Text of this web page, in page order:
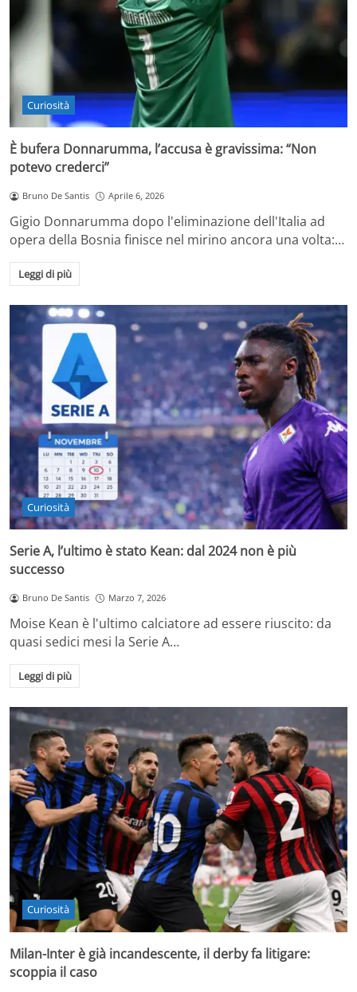
Curiosità
È bufera Donnarumma, l’accusa è gravissima: “Non
potevo crederci”
Bruno De Santis Aprile 6, 2026
Gigio Donnarumma dopo l'eliminazione dell'Italia ad
opera della Bosnia finisce nel mirino ancora una volta:…
Leggi di più
Curiosità
Serie A, l’ultimo è stato Kean: dal 2024 non è più
successo
Bruno De Santis Marzo 7, 2026
Moise Kean è l'ultimo calciatore ad essere riuscito: da
quasi sedici mesi la Serie A…
Leggi di più
Curiosità
Milan-Inter è già incandescente, il derby fa litigare:
scoppia il caso